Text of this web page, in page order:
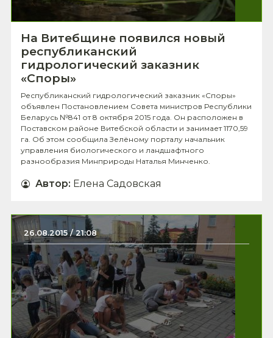
На Витебщине появился новый
республиканский
гидрологический заказник
«Споры»
Республиканский гидрологический заказник «Споры»
объявлен Постановлением Совета министров Республики
Беларусь №841 от 8 октября 2015 года. Он расположен в
Поставском районе Витебской области и занимает 1170,59
га. Об этом сообщила Зелёному порталу начальник
управления биологического и ландшафтного
разнообразия Минприроды Наталья Минченко.
Автор: Елена Садовская
26.08.2015 / 21:08